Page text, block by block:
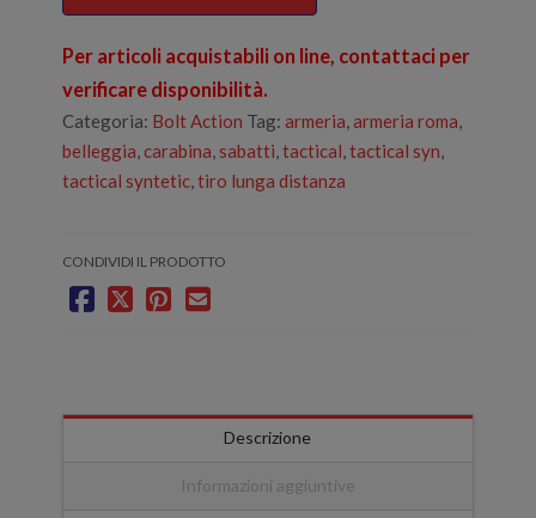
Per articoli acquistabili on line, contattaci per
verificare disponibilità.
Categoria: Bolt Action Tag: armeria,armeria roma,
belleggia, carabina, sabatti,tactical,tactical syn,
tactical syntetic,tiro lunga distanza
CONDIVIDI IL PRODOTTO
Descrizione
Informazioni aggiuntive